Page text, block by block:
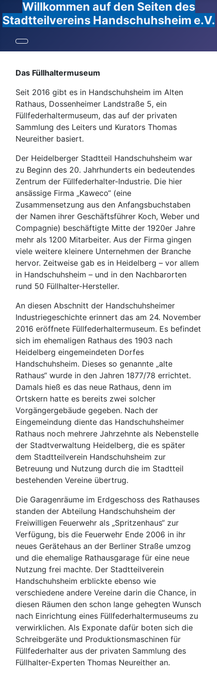
Willkommen auf den Seiten des
Stadtteilvereins Handschuhsheim e.V.
Das Füllhaltermuseum
Seit 2016 gibt es in Handschuhsheim im Alten
Rathaus, Dossenheimer Landstraße 5, ein
Füllfederhaltermuseum, das auf der privaten
Sammlung des Leiters und Kurators Thomas
Neureither basiert.
Der Heidelberger Stadtteil Handschuhsheim war
zu Beginn des 20. Jahrhunderts ein bedeutendes
Zentrum der Füllfederhalter-Industrie. Die hier
ansässige Firma „Kaweco“ (eine
Zusammensetzung aus den Anfangsbuchstaben
der Namen ihrer Geschäftsführer Koch, Weber und
Compagnie) beschäftigte Mitte der 1920er Jahre
mehr als 1200 Mitarbeiter. Aus der Firma gingen
viele weitere kleinere Unternehmen der Branche
hervor. Zeitweise gab es in Heidelberg – vor allem
in Handschuhsheim – und in den Nachbarorten
rund 50 Füllhalter-Hersteller.
An diesen Abschnitt der Handschuhsheimer
Industriegeschichte erinnert das am 24. November
2016 eröffnete Füllfederhaltermuseum. Es befindet
sich im ehemaligen Rathaus des 1903 nach
Heidelberg eingemeindeten Dorfes
Handschuhsheim. Dieses so genannte „alte
Rathaus“ wurde in den Jahren 1877/78 errichtet.
Damals hieß es das neue Rathaus, denn im
Ortskern hatte es bereits zwei solcher
Vorgängergebäude gegeben. Nach der
Eingemeindung diente das Handschuhsheimer
Rathaus noch mehrere Jahrzehnte als Nebenstelle
der Stadtverwaltung Heidelberg, die es später
dem Stadtteilverein Handschuhsheim zur
Betreuung und Nutzung durch die im Stadtteil
bestehenden Vereine übertrug.
Die Garagenräume im Erdgeschoss des Rathauses
standen der Abteilung Handschuhsheim der
Freiwilligen Feuerwehr als „Spritzenhaus“ zur
Verfügung, bis die Feuerwehr Ende 2006 in ihr
neues Gerätehaus an der Berliner Straße umzog
und die ehemalige Rathausgarage für eine neue
Nutzung frei machte. Der Stadtteilverein
Handschuhsheim erblickte ebenso wie
verschiedene andere Vereine darin die Chance, in
diesen Räumen den schon lange gehegten Wunsch
nach Einrichtung eines Füllfederhaltermuseums zu
verwirklichen. Als Exponate dafür boten sich die
Schreibgeräte und Produktionsmaschinen für
Füllfederhalter aus der privaten Sammlung des
Füllhalter-Experten Thomas Neureither an.